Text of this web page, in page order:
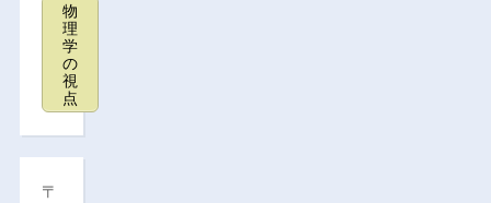
物
理
学
の
視
点
〒